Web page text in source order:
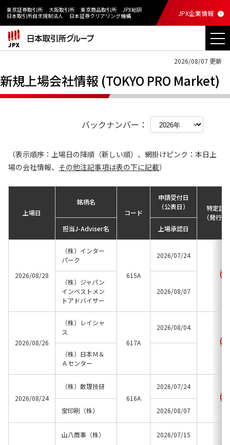
東京証券取引所 大阪取引所 東京商品取引所
JPX総研
日本取引所自主規制法人
日本証券クリアリング機構 JPX企業情報
2026/08/07 更新
新規上場会社情報 (TOKYO PRO Market)
バックナンバー：
（表示順序：上場日の降順（新しい順）、網掛けピンク：本日上
場の会社情報、 その他注記事項は表の下に記載）
上場日
銘柄名
コード
申請受付日
（公表日）
特定証
（発行
担当J-Adviser名
上場承認日
2026/08/28
（株）インター
パーク
615A
2026/07/24
（株）ジャパン
インベストメン
トアドバイザー
2026/08/07
2026/08/26
（株）レイシャ
ス
617A
2026/08/04
（株）日本Ｍ＆
Ａセンター
2026/08/24
（株）数理技研
616A
2026/07/24
宝印刷（株） 2026/08/07
山八商事（株）
2026/07/15